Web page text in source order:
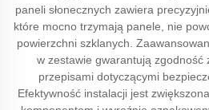
paneli słonecznych zawiera
które mocno trzymają panele, nie
powierzchni szklanych.
w zestawie gwarantują zgodność
przepisami dotyczącymi
Efektywność instalacji jest